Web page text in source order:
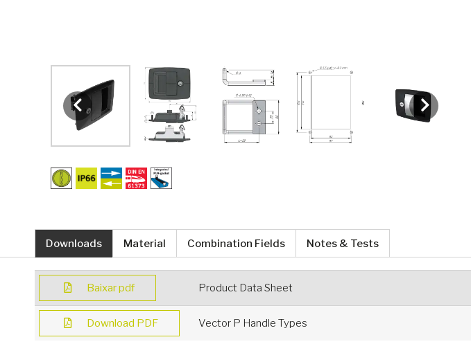
Downloads Material Combination Fields Notes & Tests
Baixar pdf Product Data Sheet
Download PDF Vector P Handle Types